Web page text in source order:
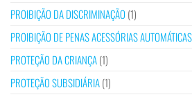
PROIBIÇÃO DA DISCRIMINAÇÃO (1)
PROIBIÇÃO DE PENAS ACESSÓRIAS AUTOMÁTICAS
PROTEÇÃO DA CRIANÇA(1)
PROTEÇÃO SUBSIDIÁRIA(1)